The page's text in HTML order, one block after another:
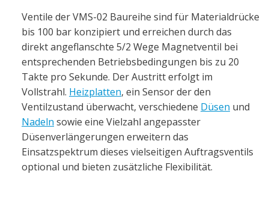
Ventile der VMS-02 Baureihe sind für Materialdrücke
bis 100 bar konzipiert und erreichen durch das
direkt angeflanschte 5/2 Wege Magnetventil bei
entsprechenden Betriebsbedingungen bis zu 20
Takte pro Sekunde. Der Austritt erfolgt im
Vollstrahl. Heizplatten, ein Sensor der den
Ventilzustand überwacht, verschiedene Düsen und
Nadeln sowie eine Vielzahl angepasster
Düsenverlängerungen erweitern das
Einsatzspektrum dieses vielseitigen Auftragsventils
optional und bieten zusätzliche Flexibilität.